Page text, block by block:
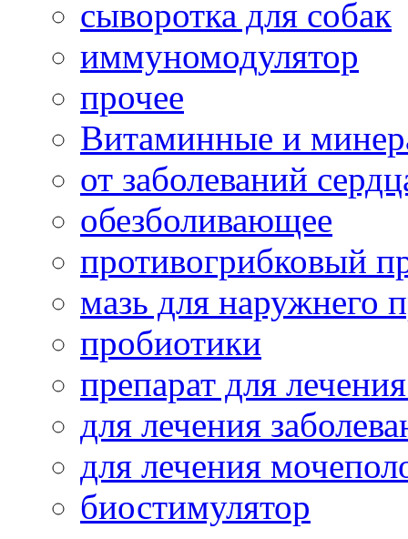
сыворотка для собак
иммуномодулятор
прочее
Витаминные и
от заболеваний
обезболивающее
противогрибковый
мазь для наружнего
пробиотики
препарат для лечения
для лечения
для лечения
биостимулятор